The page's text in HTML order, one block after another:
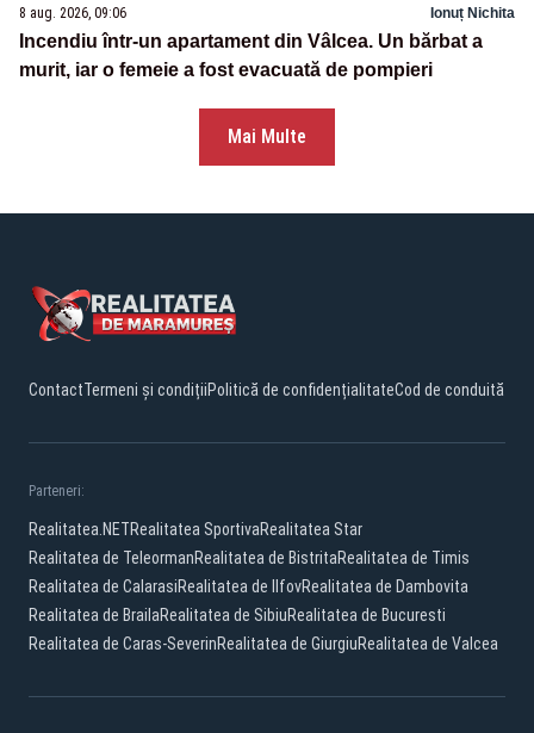
8 aug. 2026, 09:06 Ionuț Nichita
Incendiu într-un apartament din Vâlcea. Un bărbat a
murit, iar o femeie a fost evacuată de pompieri
Mai Multe
ContactTermeni și condițiiPolitică de confidențialitateCod de conduită
Parteneri:
Realitatea.NETRealitatea SportivaRealitatea Star
Realitatea de TeleormanRealitatea de BistritaRealitatea de Timis
Realitatea de CalarasiRealitatea de IlfovRealitatea de Dambovita
Realitatea de BrailaRealitatea de SibiuRealitatea de Bucuresti
Realitatea de Caras-SeverinRealitatea de GiurgiuRealitatea de Valcea